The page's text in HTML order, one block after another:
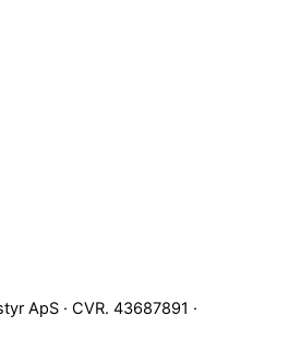
ApS · CVR. 43687891 ·